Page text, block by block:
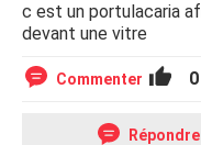
c est un portulacaria
devant une vitre
Commenter 0
Répondre